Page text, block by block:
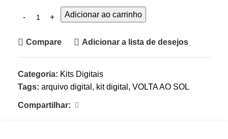
Adicionar ao carrinho
Compare Adicionar a lista de desejos
Categoria: Kits Digitais
Tags: arquivo digital , kit digital , VOLTA AO SOL
Compartilhar: